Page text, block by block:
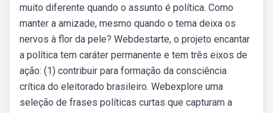
muito diferente quando o assunto é política. Como
manter a amizade, mesmo quando o tema deixa os
nervos à flor da pele? Webdestarte, o projeto encantar
a política tem caráter permanente e tem três eixos de
ação: (1) contribuir para formação da consciência
crítica do eleitorado brasileiro. Webexplore uma
seleção de frases políticas curtas que capturam a